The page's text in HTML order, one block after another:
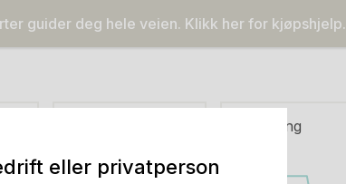
guider deg hele veien. Klikk her for kjøpshjelp.
Belysning
eller privatperson